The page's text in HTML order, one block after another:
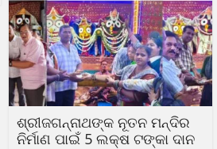
ଶ୍ରୀଜଗନ୍ନାଥଙ୍କ ନୂତନ ମନ୍ଦିର
ନିର୍ମାଣ ପାଇଁ 5 ଲକ୍ଷ ଟଙ୍କା ଦାନ